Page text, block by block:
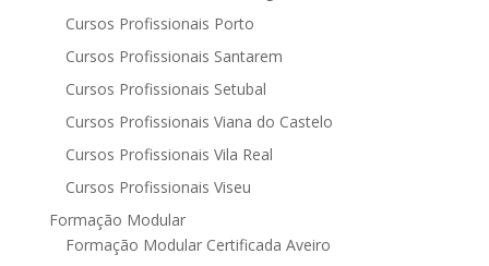
Cursos Profissionais Porto
Cursos Profissionais Santarem
Cursos Profissionais Setubal
Cursos Profissionais Viana do Castelo
Cursos Profissionais Vila Real
Cursos Profissionais Viseu
Formação Modular
Formação Modular Certificada Aveiro